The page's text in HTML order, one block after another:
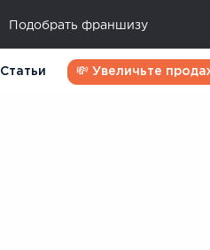
Подобрать франшизу
Статьи 💸 Увеличьте